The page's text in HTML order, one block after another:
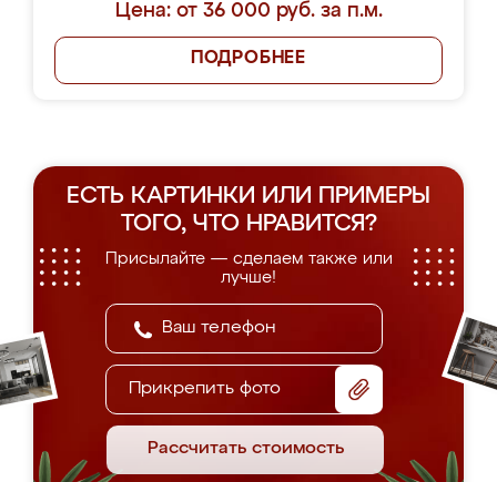
Цена: от 36 000 руб. за п.м.
ПОДРОБНЕЕ
ЕСТЬ КАРТИНКИ ИЛИ ПРИМЕРЫ
ТОГО, ЧТО НРАВИТСЯ?
Присылайте — сделаем также или
лучше!
Прикрепить фото
Рассчитать стоимость